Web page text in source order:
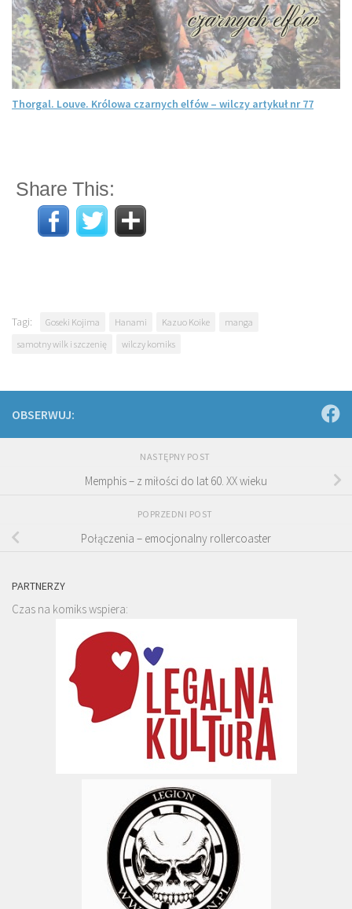
Thorgal. Louve. Królowa czarnych elfów – wilczy artykuł nr 77
Share This:
Tagi: Goseki Kojima Hanami Kazuo Koike
manga
samotny wilk i szczenię
wilczy komiks
OBSERWUJ:
NASTĘPNY POST
Memphis – z miłości do lat 60. XX wieku
POPRZEDNI POST
Połączenia – emocjonalny rollercoaster
PARTNERZY
Czas na komiks wspiera: